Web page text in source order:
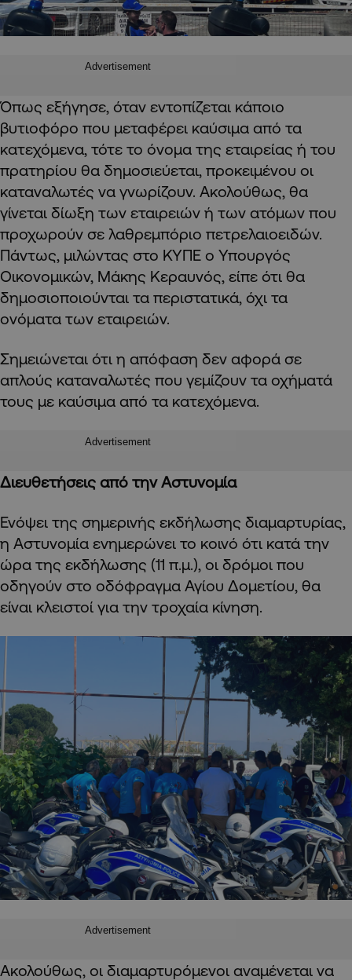
Advertisement
Όπως εξήγησε, όταν εντοπίζεται κάποιο
βυτιοφόρο που μεταφέρει καύσιμα από τα
κατεχόμενα, τότε το όνομα της εταιρείας ή του
πρατηρίου θα δημοσιεύεται, προκειμένου οι
καταναλωτές να γνωρίζουν. Ακολούθως, θα
γίνεται δίωξη των εταιρειών ή των ατόμων που
προχωρούν σε λαθρεμπόριο πετρελαιοειδών.
Πάντως, μιλώντας στο ΚΥΠΕ ο Υπουργός
Οικονομικών, Μάκης Κεραυνός, είπε ότι θα
δημοσιοποιούνται τα περιστατικά, όχι τα
ονόματα των εταιρειών.
Σημειώνεται ότι η απόφαση δεν αφορά σε
απλούς καταναλωτές που γεμίζουν τα οχήματά
τους με καύσιμα από τα κατεχόμενα.
Advertisement
Διευθετήσεις από την Αστυνομία
Ενόψει της σημερινής εκδήλωσης διαμαρτυρίας,
η Αστυνομία ενημερώνει το κοινό ότι κατά την
ώρα της εκδήλωσης (11 π.μ.), οι δρόμοι που
οδηγούν στο οδόφραγμα Αγίου Δομετίου, θα
είναι κλειστοί για την τροχαία κίνηση.
Advertisement
Ακολούθως, οι διαμαρτυρόμενοι αναμένεται να